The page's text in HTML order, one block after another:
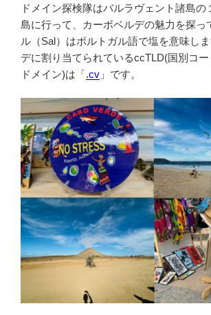
ドメイン探検隊はバルラヴェント諸島の
島に行って、カーボベルデの魅力を探っ
ル（Sal）はポルトガル語で塩を意味し
デに割り当てられているccTLD(国別コ
ドメイン)は「.cv 」です。